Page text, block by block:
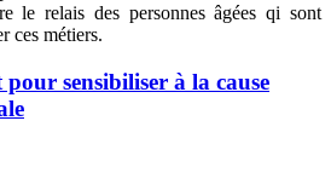
le relais des personnes âgées qi sont
ces métiers.
pour sensibiliser à la cause